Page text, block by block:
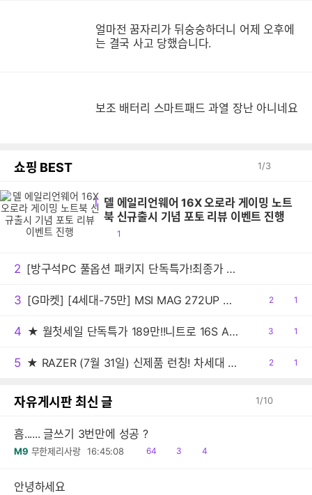
얼마전 꿈자리가 뒤숭숭하더니 어제 오후에
는 결국 사고 당했습니다.
보조 배터리 스마트패드 과열 장난 아니네요
쇼핑 BEST 1/3
1 델 에일리언웨어 16X 오로라 게이밍 노트
북 신규출시 기념 포토 리뷰 이벤트 진행
공1
2 [방구석PC 풀옵션 패키지 단독특가!최종가 1만2천!] 모바 전동칫솔 MOVA Fresh Pro 실버 무선 터치 IPX7 방수 10단계 진동 음파 전동칫솔
3 [G마켓] [4세대-75만] MSI MAG 272UP QD-OLED E16 4K 165 게이밍 모니터 (최종:755,148원)
공
2
댓1
4 ★ 월첫세일 단독특가 189만!!니트로 16S AI 게이밍노트북 R7 350 RTX5060 1TB / 32GB
공
3
댓1
5 ★ RAZER (7월 31일) 신제품 런칭! 차세대 Hall Effect 기술 적용한 '헌츠맨 V3 HE 마그네틱 텐키리스 8KHz, 미니 65% 8KHz' 출시
공
2
댓1
자유게시판 최신 글 1/10
흠...... 글쓰기 3번만에 성공 ?
M9 무한제리사랑 16:45:08
읽
64
공
3
댓
4
안녕하세요